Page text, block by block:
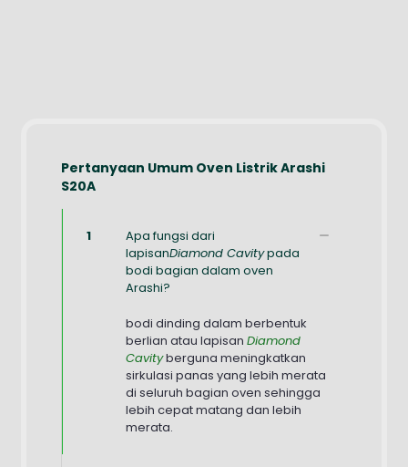
Pertanyaan Umum Oven Listrik Arashi
S20A
1
Apa fungsi dari
lapisanDiamond Cavitypada
bodi bagian dalam oven
Arashi?
bodi dinding dalam berbentuk
berlian atau lapisan Diamond
Cavityberguna meningkatkan
sirkulasi panas yang lebih merata
di seluruh bagian oven sehingga
lebih cepat matang dan lebih
merata.